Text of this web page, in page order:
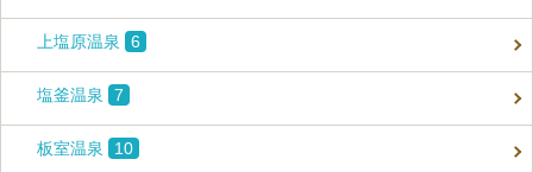
上塩原温泉 6
塩釜温泉 7
板室温泉 10